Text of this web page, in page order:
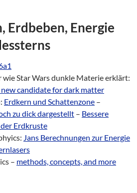
Erdbeben, Energie
wie Star Wars dunkle Materie erklärt:
new candidate for dark matter
Erdkern und Schattenzone –
zu dick dargestellt – Bessere
Erdkruste
Jans Berechnungen zur Energie
– methods, concepts, and more